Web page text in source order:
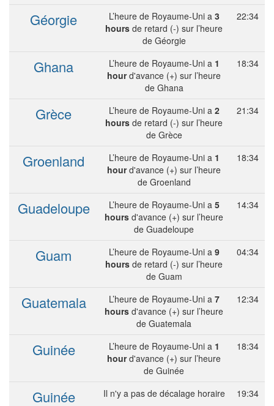
Géorgie L’heure de Royaume-Uni a 3
hours de retard (-) sur l’heure
de Géorgie
22:34
Ghana L’heure de Royaume-Uni a 1
hourd'avance (+) sur l’heure
de Ghana
18:34
Grèce L’heure de Royaume-Uni a 2
hours de retard (-) sur l’heure
de Grèce
21:34
Groenland L’heure de Royaume-Uni a 1
hourd'avance (+) sur l’heure
de Groenland
18:34
Guadeloupe L’heure de Royaume-Uni a 5
hours d'avance (+) sur l’heure
de Guadeloupe
14:34
Guam L’heure de Royaume-Uni a 9
hours de retard (-) sur l’heure
de Guam
04:34
Guatemala L’heure de Royaume-Uni a 7
hours d'avance (+) sur l’heure
de Guatemala
12:34
Guinée L’heure de Royaume-Uni a 1
hourd'avance (+) sur l’heure
de Guinée
18:34
Guinée
Il n'y a pas de décalage horaire 19:34